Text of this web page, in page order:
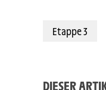
Etappe 3
DIESER